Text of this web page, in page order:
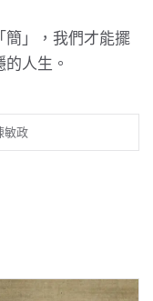
簡」，我們才能擺
人生。
敏政